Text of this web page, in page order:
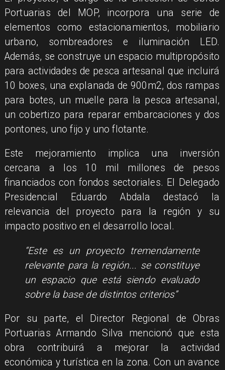
Portuarias del MOP, incorpora una serie de
elementos como estacionamientos, mobiliario
urbano, sombreadores e iluminación LED.
Además, se construye un espacio multipropósito
para actividades de pesca artesanal que incluirá
10 boxes, una explanada de 900m2, dos rampas
para botes, un muelle para la pesca artesanal,
un cobertizo para reparar embarcaciones y dos
pontones, uno fijo y uno flotante.
Este mejoramiento implica una inversión
cercana a los 10 mil millones de pesos
financiados con fondos sectoriales. El Delegado
Presidencial Eduardo Abdala destacó la
relevancia del proyecto para la región y su
impacto positivo en el desarrollo local.
“Este es un proyecto tremendamente
relevante para la región... se constituye
un espacio que está siendo evaluado
sobre la base de distintos criterios”
Por su parte, el Director Regional de Obras
Portuarias Armando Silva mencionó que esta
obra contribuirá a mejorar la actividad
económica y turística en la zona. Con un avance